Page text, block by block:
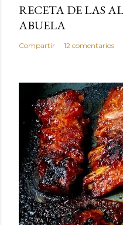
RECETA DE LAS
ABUELA
Compartir 12 comentarios